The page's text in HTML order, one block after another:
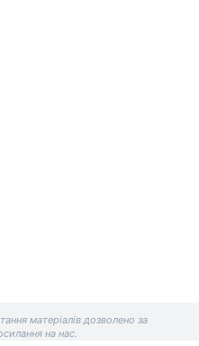
матеріалів дозволено за
на нас.